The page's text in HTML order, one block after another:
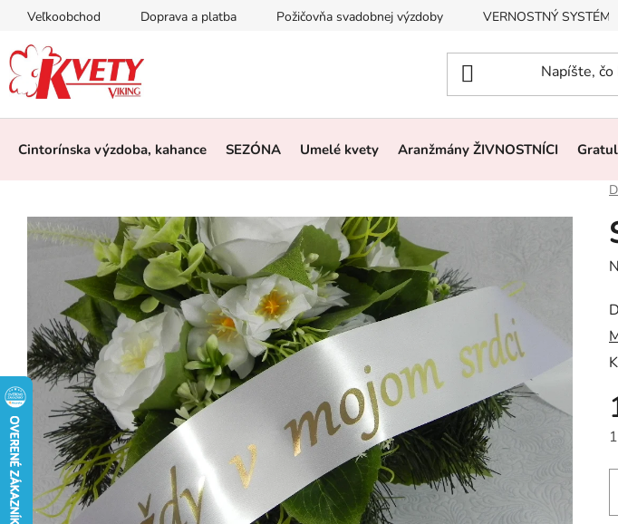
Prejsť
obsah
Veľkoobchod Doprava a platba Požičovňa svadobnej výzdoby VERNOSTNÝ SYSTÉM,
Cintorínska výzdoba, kahance SEZÓNA Umelé kvety Aranžmány ŽIVNOSTNÍCI
5